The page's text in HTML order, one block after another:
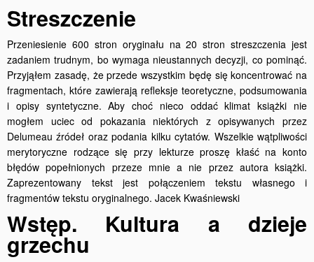
Streszczenie
Przeniesienie 600 stron oryginału na 20 stron streszczenia jest
zadaniem trudnym, bo wymaga nieustannych decyzji, co pominąć.
Przyjąłem zasadę, że przede wszystkim będę się koncentrować na
fragmentach, które zawierają refleksje teoretyczne, podsumowania
i opisy syntetyczne. Aby choć nieco oddać klimat książki nie
mogłem uciec od pokazania niektórych z opisywanych przez
Delumeau źródeł oraz podania kilku cytatów. Wszelkie wątpliwości
merytoryczne rodzące się przy lekturze proszę kłaść na konto
błędów popełnionych przeze mnie a nie przez autora książki.
Zaprezentowany tekst jest połączeniem tekstu własnego i
fragmentów tekstu oryginalnego. Jacek Kwaśniewski
Wstęp. Kultura a dzieje
grzechu